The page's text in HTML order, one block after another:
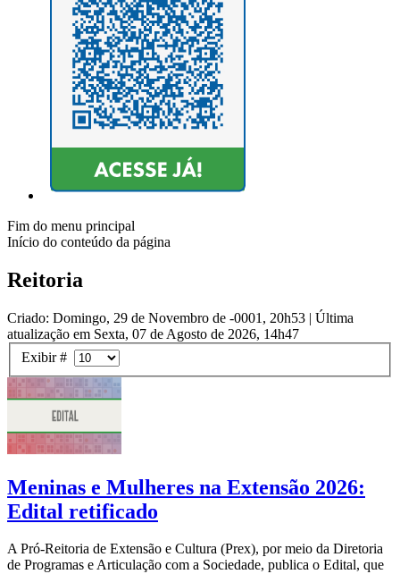
Fim do menu principal
Início do conteúdo da página
Reitoria
Criado: Domingo, 29 de Novembro de -0001, 20h53 | Última
atualização em Sexta, 07 de Agosto de 2026, 14h47
Exibir #
Meninas e Mulheres na Extensão 2026:
Edital retificado
A Pró-Reitoria de Extensão e Cultura (Prex), por meio da Diretoria
de Programas e Articulação com a Sociedade, publica o Edital, que